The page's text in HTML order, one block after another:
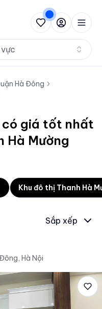
Hà Đông
có giá tốt nhất
Hà Mường
Khu đô thị Thanh Hà
Sắp xếp
Hà Nội